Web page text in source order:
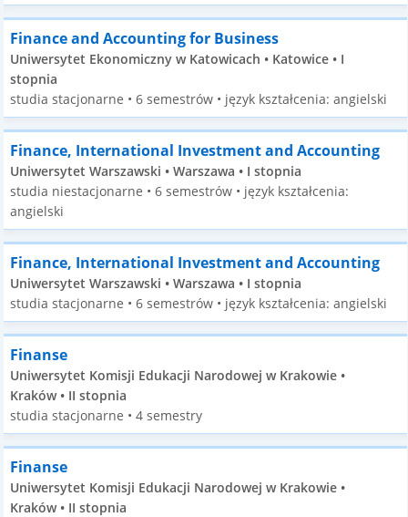
Finance and Accounting for Business
Uniwersytet Ekonomiczny w Katowicach • Katowice • I
stopnia
studia stacjonarne • 6 semestrów • język kształcenia: angielski
Finance, International Investment and Accounting
Uniwersytet Warszawski • Warszawa • I stopnia
studia niestacjonarne • 6 semestrów • język kształcenia:
angielski
Finance, International Investment and Accounting
Uniwersytet Warszawski • Warszawa • I stopnia
studia stacjonarne • 6 semestrów • język kształcenia: angielski
Finanse
Uniwersytet Komisji Edukacji Narodowej w Krakowie •
Kraków • II stopnia
studia stacjonarne • 4 semestry
Finanse
Uniwersytet Komisji Edukacji Narodowej w Krakowie •
Kraków • II stopnia